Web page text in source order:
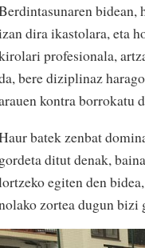
bidean,
dira ikastolara, eta
profesionala,
bere diziplinaz
kontra borrokatu
batek zenbat
gordeta ditut denak,
egiten den
zortea dugun bizi